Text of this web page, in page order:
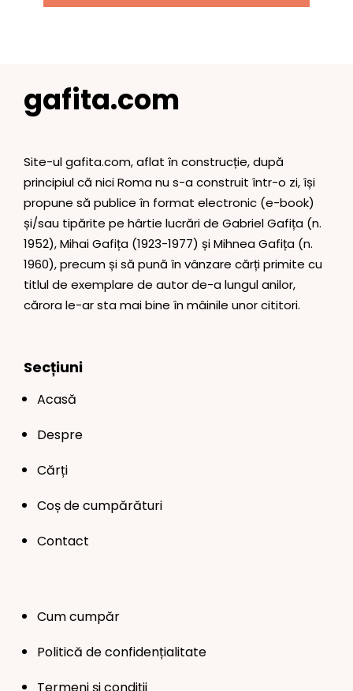
gafita.com
Site-ul gafita.com, aflat în construcție, după
principiul că nici Roma nu s-a construit într-o zi, își
propune să publice în format electronic (e-book)
și/sau tipărite pe hârtie lucrări de Gabriel Gafița (n.
1952), Mihai Gafița (1923-1977) și Mihnea Gafița (n.
1960), precum și să pună în vânzare cărți primite cu
titlul de exemplare de autor de-a lungul anilor,
cărora le-ar sta mai bine în mâinile unor cititori.
Secțiuni
Acasă
Despre
Cărți
Coș de cumpărături
Contact
Cum cumpăr
Politică de confidențialitate